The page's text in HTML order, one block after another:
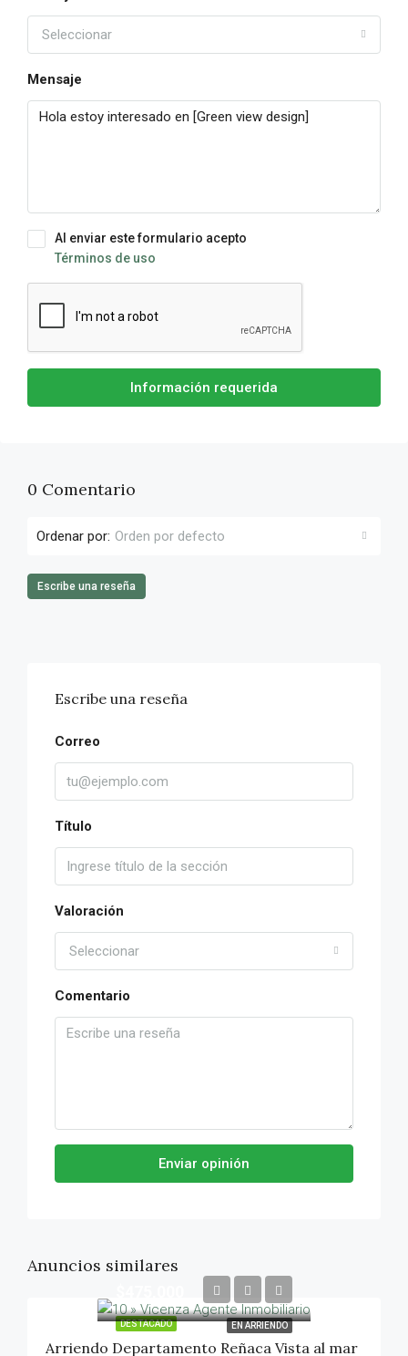
Seleccionar
Mensaje
Al enviar este formulario acepto
Términos de uso
Información requerida
0 Comentario
Ordenar por: Orden por defecto
Escribe una reseña
Escribe una reseña
Correo
Título
Valoración
Seleccionar
Comentario
Enviar opinión
Anuncios similares
DESTACADO EN ARRIENDO
Arriendo Departamento Reñaca Vista al mar